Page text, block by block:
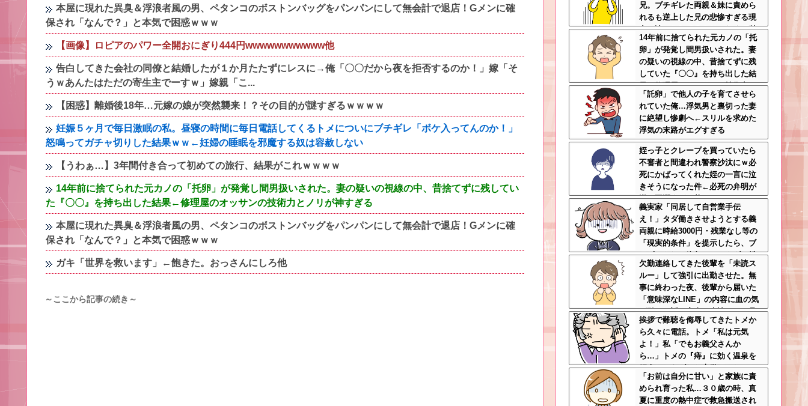
本屋に現れた異臭＆浮浪者風の男、ペタンコのボストンバッグをパンパンにして無会計で退店！Gメンに確
保され「なんで？」と本気で困惑ｗｗｗ
【画像】ロピアのパワー全開おにぎり444円wwwwwwwwwww他
告白してきた会社の同僚と結婚したが１か月たたずにレスに→俺「〇〇だから夜を拒否するのか！」嫁「そ
うｗあんたはただの寄生主でーすｗ」嫁親「こ...
【困惑】離婚後18年…元嫁の娘が突然襲来！？その目的が謎すぎるｗｗｗｗ
妊娠５ヶ月で毎日激眠の私。昼寝の時間に毎日電話してくるトメについにブチギレ「ボケ入ってんのか！」
怒鳴ってガチャ切りした結果ｗｗ←妊婦の睡眠を邪魔する奴は容赦しない
【うわぁ…】3年間付き合って初めての旅行、結果がこれｗｗｗｗ
14年前に捨てられた元カノの「托卵」が発覚し間男扱いされた。妻の疑いの視線の中、昔捨てずに残してい
た『〇〇』を持ち出した結果←修理屋のオッサンの技術力とノリが神すぎる
本屋に現れた異臭＆浮浪者風の男、ペタンコのボストンバッグをパンパンにして無会計で退店！Gメンに確
保され「なんで？」と本気で困惑ｗｗｗ
ガキ「世界を救います」←飽きた。おっさんにしろ他
～ここから記事の続き～
兄。ブチギレた両親＆妹に責めら
れるも逆上した兄の悲惨すぎる現
在←淡々としてるんじゃなくて単
なる冷血漢
14年前に捨てられた元カノの「托
卵」が発覚し間男扱いされた。妻
の疑いの視線の中、昔捨てずに残
していた『〇〇』を持ち出した結
果←修理屋のオッサンの技術力と
ノリが神すぎる
「託卵」で他人の子を育てさせら
れていた俺…浮気男と裏切った妻
に絶望し惨劇へ←スリルを求めた
浮気の末路がエグすぎる
姪っ子とクレープを買っていたら
不審者と間違われ警察沙汰にｗ必
死にかばってくれた姪の一言に泣
きそうになった件←必死の弁明が
逆に不憫すぎて草
義実家「同居して自営業手伝
え！」タダ働きさせようとする義
両親に時給3000円・残業なし等の
「現実的条件」を提示したら、ブ
チギレられて絶句ｗｗ←タダで働
く嫁がいるわけないだろ
欠勤連絡してきた後輩を「未読ス
ルー」して強引に出勤させた。無
事に終わった夜、後輩から届いた
「意味深なLINE」の内容に血の気
が引いた話←完全に未読スルー見
抜かれてて草
挨拶で難聴を侮辱してきたトメか
ら久々に電話。トメ「私は元気
よ！」私「でもお義父さんか
ら…」トメの『痔』に効く温泉を
紹介してあげたら大発狂した←お
義父さんノリノリで温泉行ってて
草
「お前は自分に甘い」と家族に責
められ育った私…３０歳の時、真
夏に重度の熱中症で救急搬送され